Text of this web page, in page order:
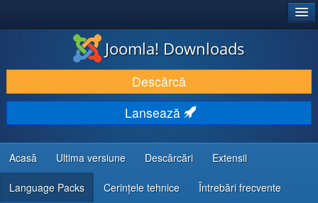
DESCARCĂ & ȘI EXTINDE
DESCOPERĂ & ÎNVAȚĂ
COMUNITATE & SUPORT
RESURSE DEZVOLTATORI
Joomla! Downloads
Descărcă
Lansează
Acasă Ultima versiune Descărcări Extensii
Language Packs Cerințele tehnice Întrebări frecvente